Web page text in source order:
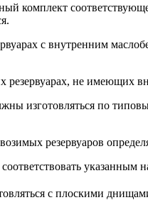
комплект
с внутренним
резервуарах, не
изготовляться по
резервуаров
указанным
с плоскими